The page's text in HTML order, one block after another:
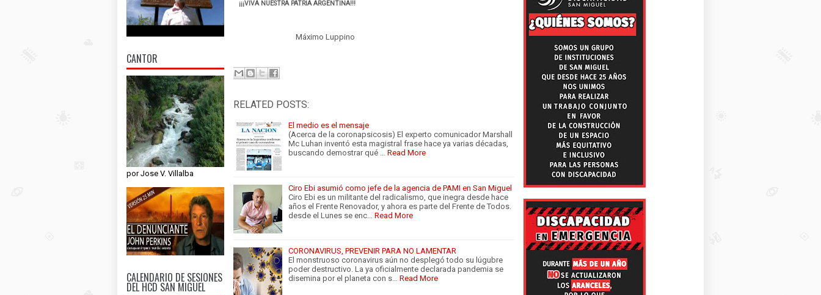
CANTOR
por Jose V. Villalba
CALENDARIO DE SESIONES
DEL HCD SAN MIGUEL
¡¡¡VIVA NUESTRA PATRIA ARGENTINA!!!
Máximo Luppino
RELATED POSTS:
El medio es el mensaje
(Acerca de la coronapsicosis) El experto comunicador Marshall
Mc Luhan inventó esta magistral frase hace ya varias décadas,
buscando demostrar qué … Read More
Ciro Ebi asumió como jefe de la agencia de PAMI en San Miguel
Ciro Ebi es un militante del radicalismo, que inegra desde hace
años el Frente Renovador, y ahora es parte del Frente de Todos.
desde el Lunes se enc… Read More
CORONAVIRUS, PREVENIR PARA NO LAMENTAR
El monstruoso coronavirus aún no desplegó todo su lúgubre
poder destructivo. La ya oficialmente declarada pandemia se
disemina por el planeta con s… Read More